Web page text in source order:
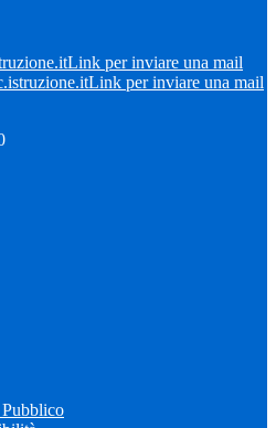
Link per inviare una mail
Link per inviare una mail